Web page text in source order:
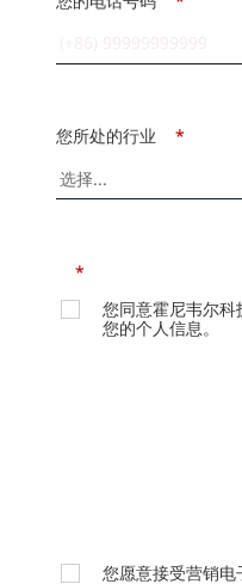
*
您所处的行业
*
您同意霍尼韦尔科
您的个人信息。
您愿意接受营销